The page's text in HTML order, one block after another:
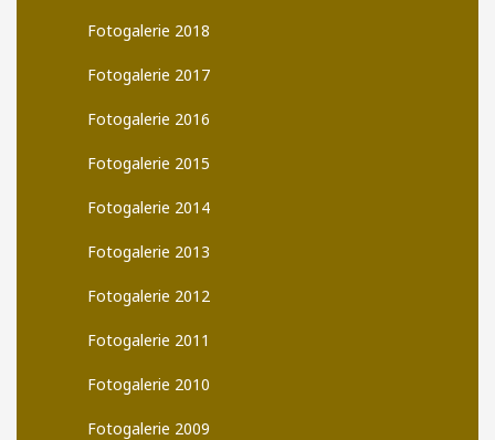
Fotogalerie 2018
Fotogalerie 2017
Fotogalerie 2016
Fotogalerie 2015
Fotogalerie 2014
Fotogalerie 2013
Fotogalerie 2012
Fotogalerie 2011
Fotogalerie 2010
Fotogalerie 2009